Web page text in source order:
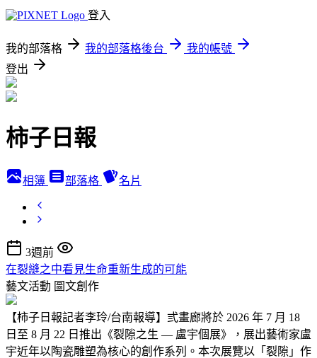
登入
我的部落格 我的部落格後台
我的帳號
登出
柿子日報
相簿 部落格 名片
3週前
在裂縫之中看見生命重新生成的可能
藝文活動 圖文創作
【柿子日報記者李玲/台南報導】弎畫廊將於 2026 年 7 月 18
日至 8 月 22 日推出《裂隙之生 — 盧宇個展》，展出藝術家盧
宇近年以陶瓷雕塑為核心的創作系列。本次展覽以「裂隙」作